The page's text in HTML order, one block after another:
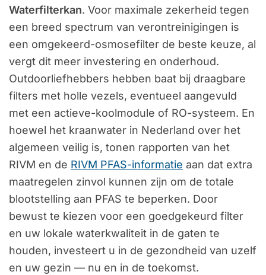
Waterfilterkan. Voor maximale zekerheid tegen
een breed spectrum van verontreinigingen is
een omgekeerd-osmosefilter de beste keuze, al
vergt dit meer investering en onderhoud.
Outdoorliefhebbers hebben baat bij draagbare
filters met holle vezels, eventueel aangevuld
met een actieve-koolmodule of RO-systeem. En
hoewel het kraanwater in Nederland over het
algemeen veilig is, tonen rapporten van het
RIVM en de RIVM PFAS-informatie aan dat extra
maatregelen zinvol kunnen zijn om de totale
blootstelling aan PFAS te beperken. Door
bewust te kiezen voor een goedgekeurd filter
en uw lokale waterkwaliteit in de gaten te
houden, investeert u in de gezondheid van uzelf
en uw gezin — nu en in de toekomst.